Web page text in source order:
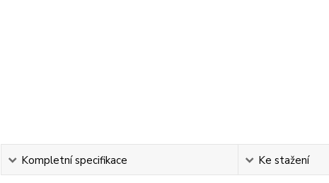
Kompletní specifikace Ke stažení